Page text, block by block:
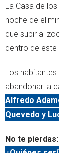
La Casa de
noche de
que subir al
dentro de este
Los
abandonar la
Alfredo
Quevedo y
No te pierdas: